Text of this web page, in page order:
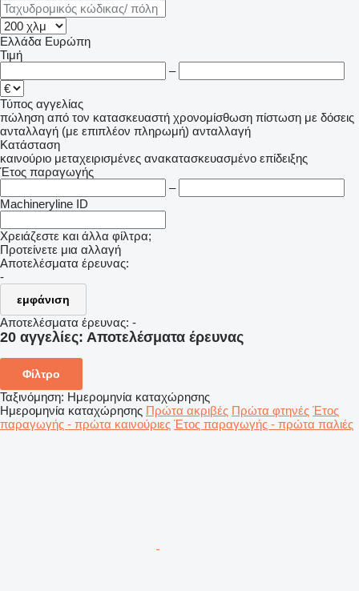
Ελλάδα Ευρώπη
Τιμή
–
Τύπος αγγελίας
πώληση από τον κατασκευαστή χρονομίσθωση πίστωση με δόσεις
ανταλλαγή (με επιπλέον πληρωμή) ανταλλαγή
Κατάσταση
καινούριο μεταχειρισμένες ανακατασκευασμένο επίδειξης
Έτος παραγωγής
–
Machineryline ID
Χρειάζεστε και άλλα φίλτρα;
Προτείνετε μια αλλαγή
Αποτελέσματα έρευνας:
-
εμφάνιση
Αποτελέσματα έρευνας: -
20 αγγελίες: Αποτελέσματα έρευνας
Φίλτρο
Ταξινόμηση: Ημερομηνία καταχώρησης
Ημερομηνία καταχώρησης Πρώτα ακριβές Πρώτα φτηνές Έτος
παραγωγής - πρώτα καινούριες Έτος παραγωγής - πρώτα παλιές